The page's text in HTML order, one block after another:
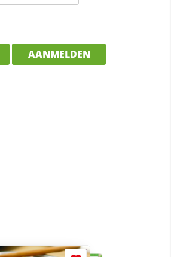
AANMELDEN